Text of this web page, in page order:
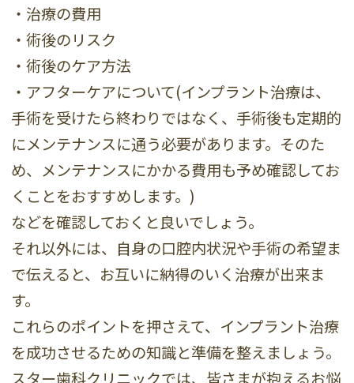
・治療の費用
・術後のリスク
・術後のケア方法
・アフターケアについて(インプラント治療は、
手術を受けたら終わりではなく、手術後も定期的
にメンテナンスに通う必要があります。そのた
め、メンテナンスにかかる費用も予め確認してお
くことをおすすめします。)
などを確認しておくと良いでしょう。
それ以外には、自身の口腔内状況や手術の希望ま
で伝えると、お互いに納得のいく治療が出来ま
す。
これらのポイントを押さえて、インプラント治療
を成功させるための知識と準備を整えましょう。
スター歯科クリニックでは、皆さまが抱えるお悩